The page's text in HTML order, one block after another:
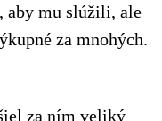
aby mu slúžili , ale
za mnohých.
za ním veliký